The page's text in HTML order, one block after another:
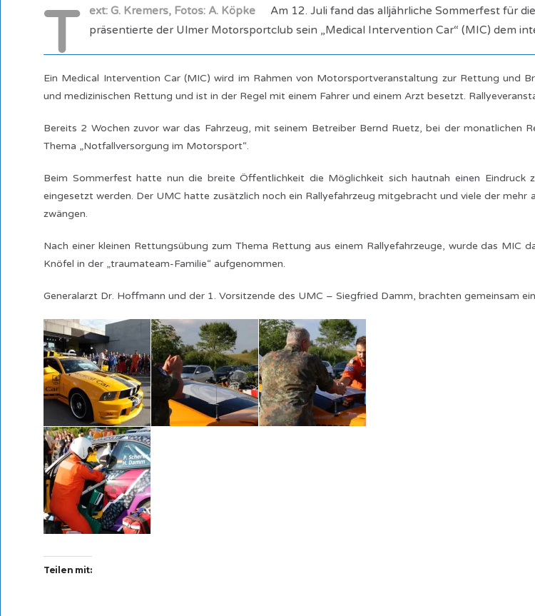
T ext: G. Kremers, Fotos: A. Köpke Am 12. Juli fand das alljährliche Sommerfest für
präsentierte der Ulmer Motorsportclub sein „Medical Intervention Car“ (MIC) dem
Ein Medical Intervention Car (MIC) wird im Rahmen von Motorsportveranstaltung zur Rettung und
und medizinischen Rettung und ist in der Regel mit einem Fahrer und einem Arzt besetzt.
Bereits 2 Wochen zuvor war das Fahrzeug, mit seinem Betreiber Bernd Ruetz, bei der
Thema „Notfallversorgung im Motorsport“.
Beim Sommerfest hatte nun die breite Öffentlichkeit die Möglichkeit sich hautnah einen Eindruck
eingesetzt werden. Der UMC hatte zusätzlich noch ein Rallyefahrzeug mitgebracht und viele der
zwängen.
Nach einer kleinen Rettungsübung zum Thema Rettung aus einem Rallyefahrzeuge, wurde das MIC
Knöfel in der „traumateam-Familie“ aufgenommen.
Generalarzt Dr. Hoffmann und der 1. Vorsitzende des UMC – Siegfried Damm, brachten gemeinsam
Teilen mit: